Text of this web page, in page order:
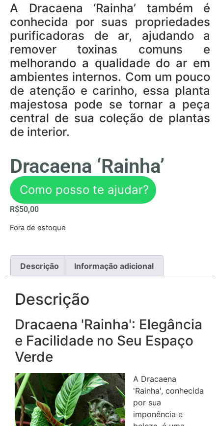
A Dracaena ‘Rainha’ também é
conhecida por suas propriedades
purificadoras de ar, ajudando a
remover toxinas comuns e
melhorando a qualidade do ar em
ambientes internos. Com um pouco
de atenção e carinho, essa planta
majestosa pode se tornar a peça
central de sua coleção de plantas
de interior.
Dracaena ‘Rainha’
Como posso te ajudar?
R$50,00
Fora de estoque
Descrição Informação adicional
Descrição
Dracaena 'Rainha': Elegância
e Facilidade no Seu Espaço
Verde
A Dracaena
'Rainha', conhecida
por sua
imponência e